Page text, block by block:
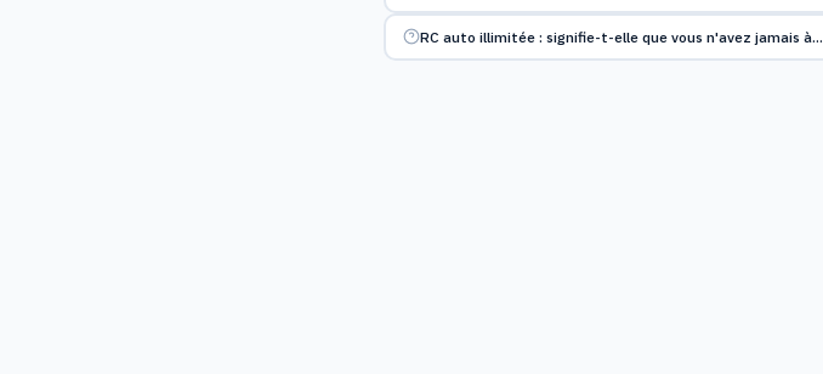
RC auto illimitée : signifie-t-elle que vous n'avez jamais à…